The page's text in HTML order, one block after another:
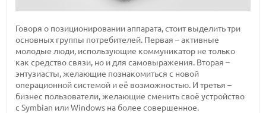
Говоря о позиционировании аппарата, стоит выделить три
основных группы потребителей. Первая – активные
молодые люди, использующие коммуникатор не только
как средство связи, но и для самовыражения. Вторая –
энтузиасты, желающие познакомиться с новой
операционной системой и её возможностью. И третья –
бизнес пользователи, желающие сменить своё устройство
с Symbian или Windows на более совершенное.